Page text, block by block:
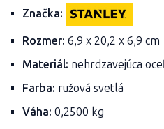
Značka:
Rozmer: 6,9 x 20,2 x 6,9 cm
Materiál: nehrdzavejúca
Farba: ružová svetlá
Váha: 0,2500 kg